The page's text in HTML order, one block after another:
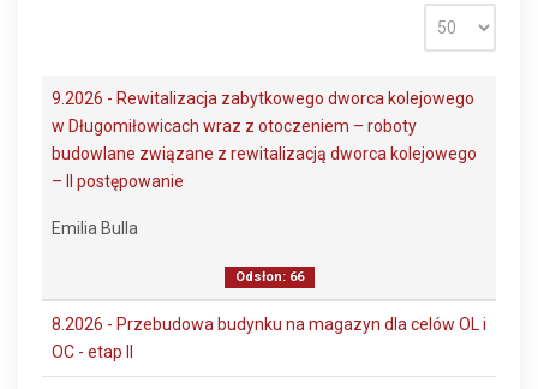
9.2026 - Rewitalizacja zabytkowego dworca kolejowego
w Długomiłowicach wraz z otoczeniem – roboty
budowlane związane z rewitalizacją dworca kolejowego
– II postępowanie
Emilia Bulla
Odsłon: 66
8.2026 - Przebudowa budynku na magazyn dla celów OL i
OC - etap II